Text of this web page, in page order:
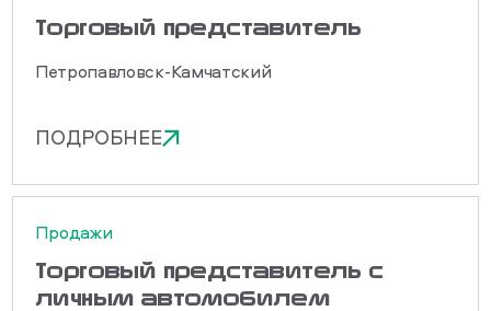
Торговый представитель
Петропавловск-Камчатский
ПОДРОБНЕЕ
Продажи
Торговый представитель с
личным автомобилем